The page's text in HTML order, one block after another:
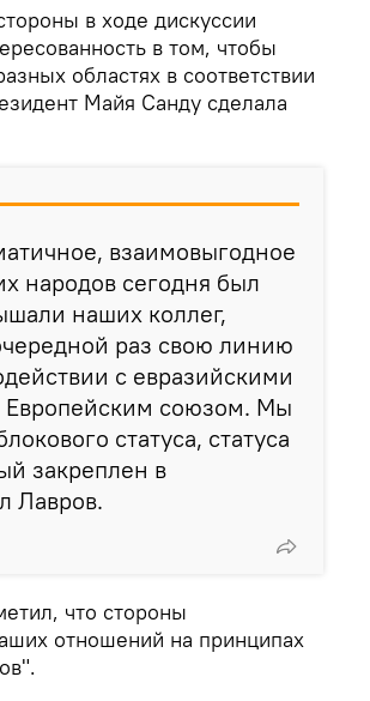
в ходе дискуссии
в том, чтобы
областях в соответствии
Майя Санду сделала
взаимовыгодное
народов сегодня был
наших коллег,
раз свою линию
с евразийскими
Европейским союзом. Мы
статуса, статуса
закреплен в
Лавров.
что стороны
отношений на принципах